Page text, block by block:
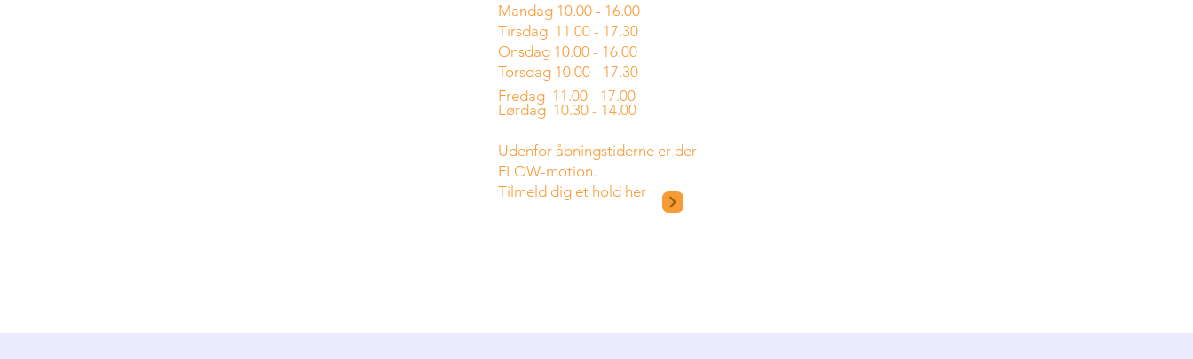
Mandag 10.00 - 16.00
Tirsdag 11.00 - 17.30
Onsdag 10.00 - 16.00
Torsdag 10.00 - 17.30
Fredag 11.00 - 17.00
Lørdag 10.30 - 14.00
Udenfor åbningstiderne er der
FLOW-motion.
Tilmeld dig et hold her